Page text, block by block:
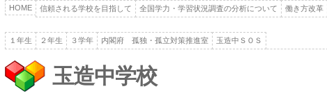
HOME 信頼される学校を目指して 全国学力・学習状況調査の分析について 働き方改革
１年生
２年生 ３学年 内閣府 孤独・孤立対策推進室 玉造中ＳＯＳ
玉造中学校